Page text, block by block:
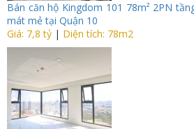
Bán căn hộ Kingdom 101 78m² 2PN
mát mẻ tại Quận 10
Giá: 7,8 tỷ | Diện tích: 78m2